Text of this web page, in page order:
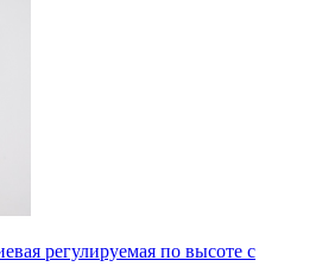
регулируемая по высоте с